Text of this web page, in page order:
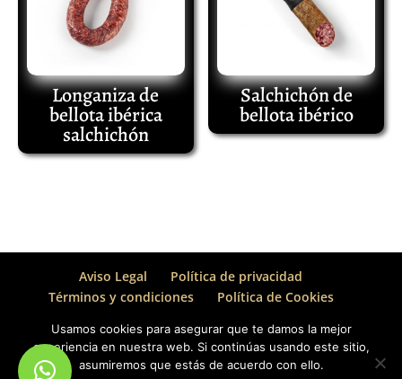
Longaniza de
bellota ibérica
salchichón
Salchichón de
bellota ibérico
Aviso Legal
Política de privacidad
Términos y condiciones
Política de Cookies
Copyright ©2020 Jamones El Real • Productos Ibéricos | Todos
Usamos cookies para asegurar que te damos la mejor
experiencia en nuestra web. Si continúas usando este sitio,
asumiremos que estás de acuerdo con ello.